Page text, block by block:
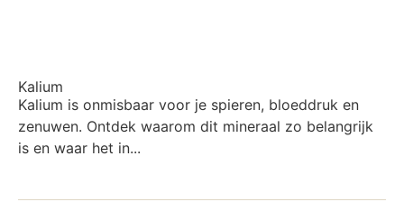
Kalium
Kalium is onmisbaar voor je spieren, bloeddruk en
zenuwen. Ontdek waarom dit mineraal zo belangrijk
is en waar het in...